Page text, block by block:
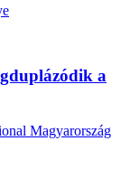
a
Magyarország